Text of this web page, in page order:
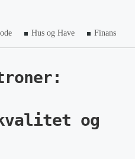
Hus og Have Finans
og